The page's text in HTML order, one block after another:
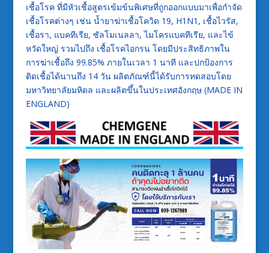
เชื้อโรค ที่มีหัวเชื้อสูตรเข้มข้นพิเศษที่ถูกออกแบบมาเพื่อกำจัด
เชื้อโรคต่างๆ เช่น น้ำยาฆ่าเชื้อโควิด 19, H1N1, เชื้อไวรัส,
เชื้อรา, แบคทีเรีย, ซัลโมเนลลา, ไมโครแบคทีเรีย, และไข้
หวัดใหญ่ รวมไปถึง เชื้อโรคไอกรน โดยมีประสิทธิภาพใน
การฆ่าเชื้อถึง 99.85% ภายในเวลา 1 นาที และปกป้องการ
ติดเชื้อได้นานถึง 14 วัน ผลิตภัณฑ์นี้ได้รับการทดสอบโดย
มหาวิทยาลัยมหิดล และผลิตขึ้นในประเทศอังกฤษ (MADE IN
ENGLAND)